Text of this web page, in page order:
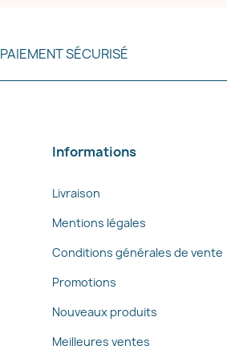
PAIEMENT SÉCURISÉ
Informations
Livraison
Mentions légales
Conditions générales de vente
Promotions
Nouveaux produits
Meilleures ventes